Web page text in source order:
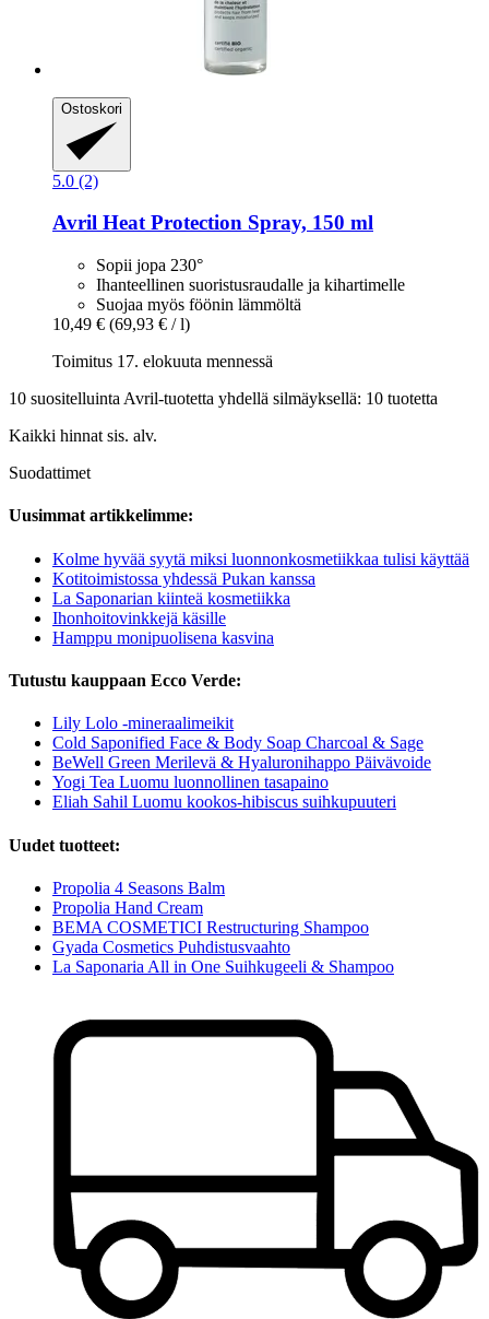
Ostoskori
5.0 (2)
Avril Heat Protection Spray, 150 ml
Sopii jopa 230°
Ihanteellinen suoristusraudalle ja kihartimelle
Suojaa myös föönin lämmöltä
10,49 € (69,93 € / l)
Toimitus 17. elokuuta mennessä
10 suositelluinta Avril-tuotetta yhdellä silmäyksellä: 10 tuotetta
Kaikki hinnat sis. alv.
Suodattimet
Uusimmat artikkelimme:
Kolme hyvää syytä miksi luonnonkosmetiikkaa tulisi käyttää
Kotitoimistossa yhdessä Pukan kanssa
La Saponarian kiinteä kosmetiikka
Ihonhoitovinkkejä käsille
Hamppu monipuolisena kasvina
Tutustu kauppaan Ecco Verde:
Lily Lolo -mineraalimeikit
Cold Saponified Face & Body Soap Charcoal & Sage
BeWell Green Merilevä & Hyaluronihappo Päivävoide
Yogi Tea Luomu luonnollinen tasapaino
Eliah Sahil Luomu kookos-hibiscus suihkupuuteri
Uudet tuotteet:
Propolia 4 Seasons Balm
Propolia Hand Cream
BEMA COSMETICI Restructuring Shampoo
Gyada Cosmetics Puhdistusvaahto
La Saponaria All in One Suihkugeeli & Shampoo